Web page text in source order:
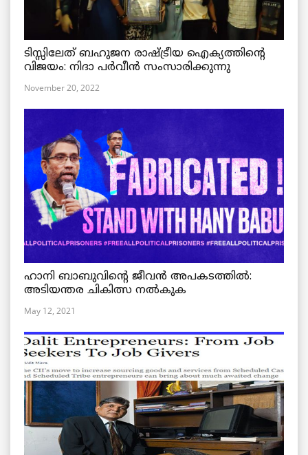
ടിസ്സിലേത് ബഹുജന രാഷ്ട്രീയ ഐക്യത്തിന്റെ
വിജയം: നിദാ പർവീൻ സംസാരിക്കുന്നു
November 20, 2022
ഹാനി ബാബുവിന്റെ ജീവൻ അപകടത്തിൽ:
അടിയന്തര ചികിത്സ നൽകുക
May 12, 2021